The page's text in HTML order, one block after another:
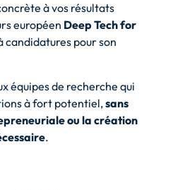
à vos résultats
européen Deep Tech for
candidatures pour son
équipes de recherche qui
à fort potentiel,sans
ou la création
.